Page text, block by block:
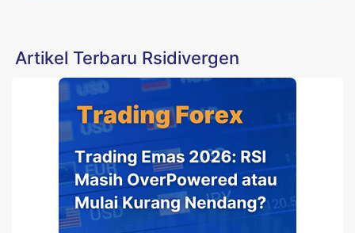
Artikel Terbaru Rsidivergen